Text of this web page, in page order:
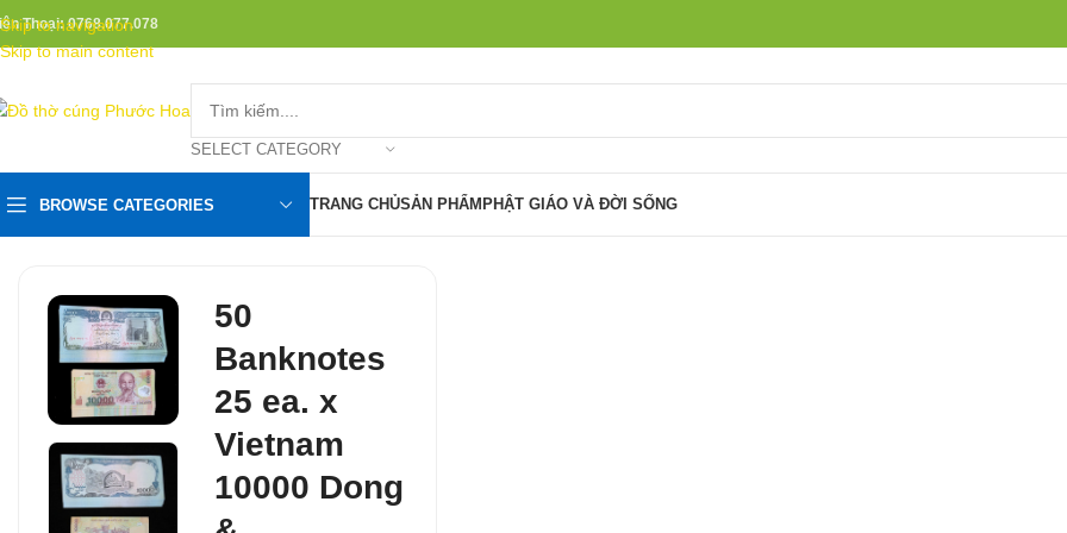
Skip to navigation
Skip to main content
Thoại: 0768.077.078
SELECT CATEGORY
BROWSE CATEGORIES TRANG CHỦSẢN PHẨM PHẬT GIÁO VÀ ĐỜI SỐNG
50
Banknotes
25 ea. x
Vietnam
10000 Dong